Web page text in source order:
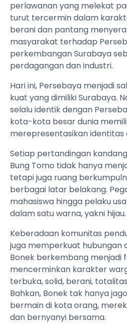
perlawanan yang melekat
turut tercermin dalam
berani dan pantang
masyarakat terhadap
perkembangan Surabaya
perdagangan dan industri.
Hari ini, Persebaya menjadi
kuat yang dimiliki Surabaya.
selalu identik dengan
kota-kota besar dunia
merepresentasikan identitas
Setiap pertandingan
Bung Tomo tidak hanya
tetapi juga ruang
berbagai latar belakang.
mahasiswa hingga pelaku
dalam satu warna, yakni hijau.
Keberadaan komunitas
juga memperkuat hubungan
Bonek berkembang menjadi
mencerminkan karakter
terbuka, solid, berani,
Bahkan, Bonek tak hanya
bermain di kota orang,
dan bernyanyi bersama.